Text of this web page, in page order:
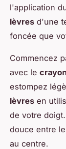
l'application
lèvres d'une
foncée que
Commencez
avec le
estompez
lèvres en
de votre
douce entre
au centre.